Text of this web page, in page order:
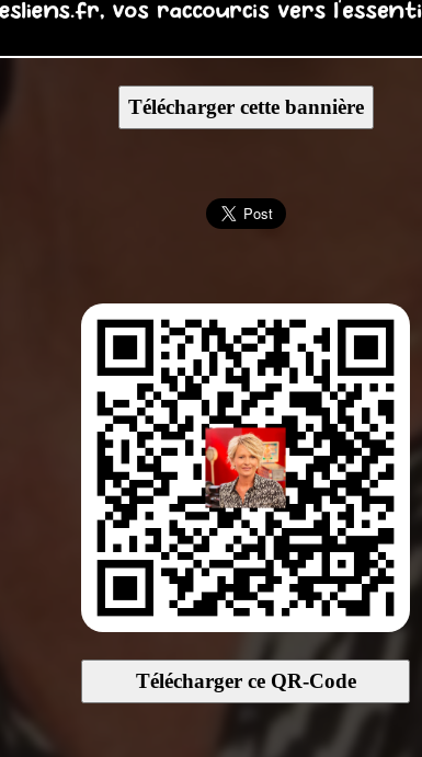
Télécharger cette bannière
Télécharger ce QR-Code